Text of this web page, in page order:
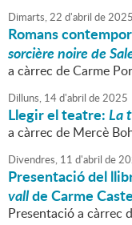
Dimarts,22 d'abril de2025
Romans
sorcière noire de
a càrrec de Carme
Dilluns, 14d'abril de2025
Llegir el teatre:La
a càrrec de Mercè
Divendres, 11 d'abril de
Presentació del
vallde Carme
Presentació a càrrec